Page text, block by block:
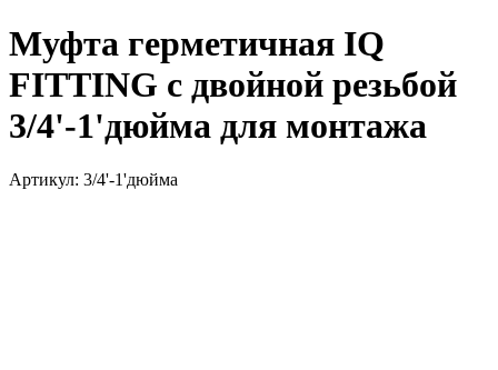
Муфта герметичная IQ
FITTING с двойной резьбой
3/4'-1'дюйма для монтажа
Артикул: 3/4'-1'дюйма